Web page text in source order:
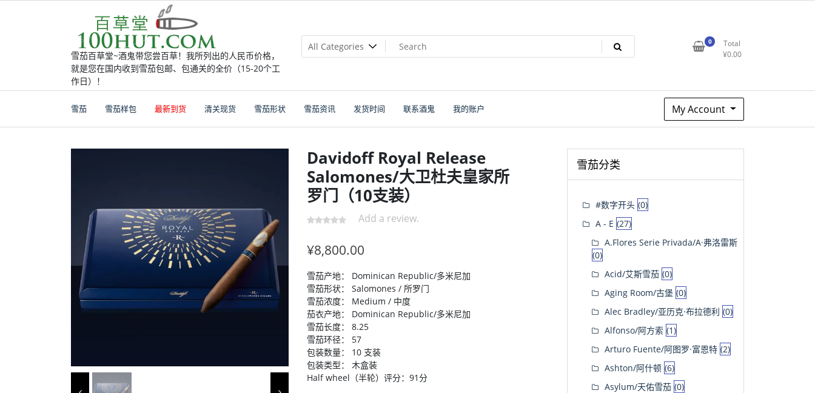
雪茄百草堂~酒鬼带您尝百草！我所列出的人民币价格，
就是您在国内收到雪茄包邮、包通关的全价（15-20个工
作日）！
0
Total
¥0.00
雪茄 雪茄样包 最新到货 清关现货 雪茄形状 雪茄资讯 发货时间 联系酒鬼 我的账户 My Account
Davidoff Royal Release
Salomones/大卫杜夫皇家所
罗门（10支装）
Add a review.
¥8,800.00
雪茄产地： Dominican Republic/多米尼加
雪茄形状： Salomones / 所罗门
雪茄浓度： Medium / 中度
茄衣产地： Dominican Republic/多米尼加
雪茄长度： 8.25
雪茄环径： 57
包装数量： 10 支装
包装类型： 木盒装
Half wheel（半轮）评分：91分
雪茄分类
#数字开头 (0)
A - E (27)
A.Flores Serie Privada/A·弗洛雷斯
(0)
Acid/艾斯雪茄 (0)
Aging Room/古堡 (0)
Alec Bradley/亚历克·布拉德利 (0)
Alfonso/阿方索 (1)
Arturo Fuente/阿图罗·富恩特 (2)
Ashton/阿什顿 (6)
Asylum/天佑雪茄 (0)